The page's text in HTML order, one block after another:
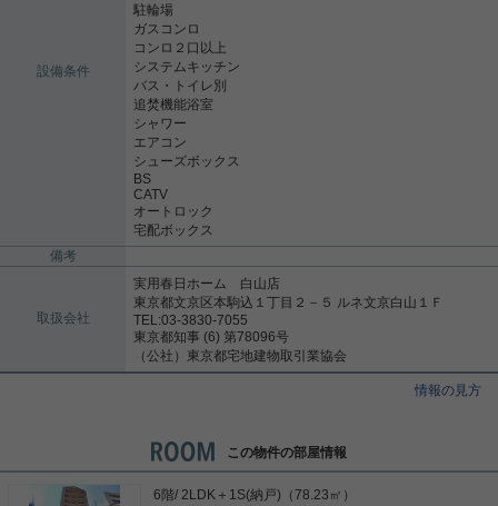
設備条件
駐輪場
ガスコンロ
コンロ２口以上
システムキッチン
バス・トイレ別
追焚機能浴室
シャワー
エアコン
シューズボックス
BS
CATV
オートロック
宅配ボックス
備考
取扱会社
実用春日ホーム 白山店
東京都文京区本駒込１丁目２－５ ルネ文京白山１Ｆ
TEL:03-3830-7055
東京都知事 (6) 第78096号
（公社）東京都宅地建物取引業協会
情報の見方
この物件の部屋情報
6階/ 2LDK＋1S(納戸)（78.23㎡）